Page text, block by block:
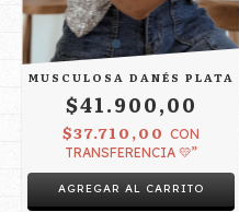
MUSCULOSA DANÉS PLATA
$41.900,00
$37.710,00 CON
TRANSFERENCIA 💛”
AGREGAR AL CARRITO